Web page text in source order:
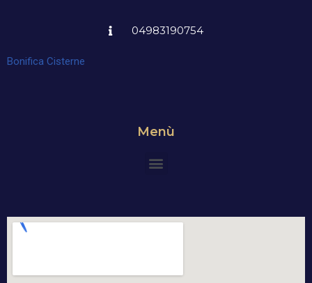
04983190754
Bonifica Cisterne
Menù